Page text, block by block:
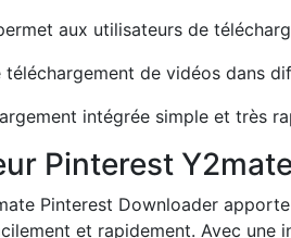
aux utilisateurs de
téléchargement de vidéos dans
intégrée simple et très
Pinterest
Pinterest Downloader
et rapidement. Avec